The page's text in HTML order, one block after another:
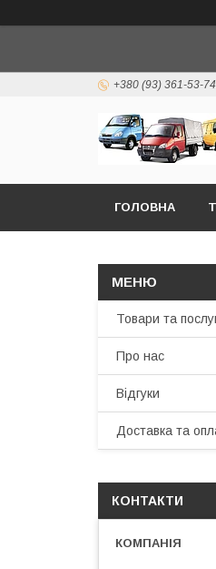
+380 (93) 361-53-74
ГОЛОВНА
Товари та
Про нас
Відгуки
Доставка та
КОНТАКТИ